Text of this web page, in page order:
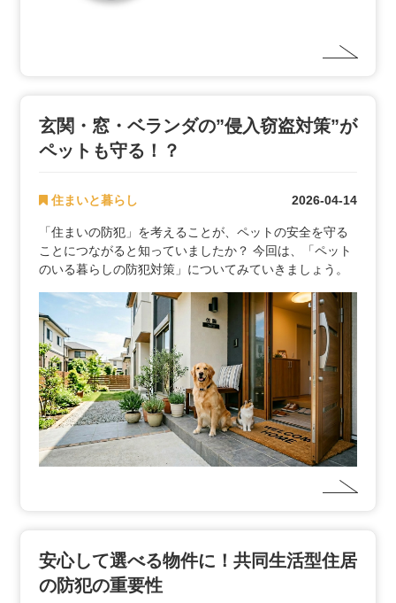
玄関・窓・ベランダの”侵入窃盗対策”が
ペットも守る！？
住まいと暮らし 2026-04-14
「住まいの防犯」を考えることが、ペットの安全を守る
ことにつながると知っていましたか？ 今回は、「ペット
のいる暮らしの防犯対策」についてみていきましょう。
安心して選べる物件に！共同生活型住居
の防犯の重要性